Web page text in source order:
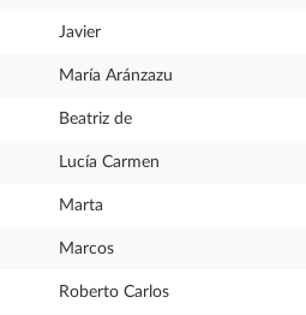
Javier
María Aránzazu
Beatriz de
Lucía Carmen
Marta
Marcos
Roberto Carlos